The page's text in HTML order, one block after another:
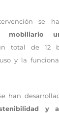
se
mobiliario
total de 12
y la
han
y